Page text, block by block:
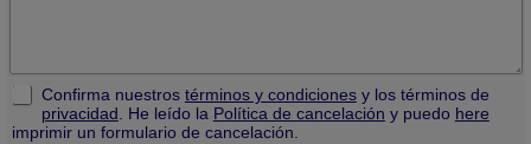
Confirma nuestros términos y condicionesy los términos de
privacidad. He leído la Política de cancelación y puedo here
imprimir un formulario de cancelación.